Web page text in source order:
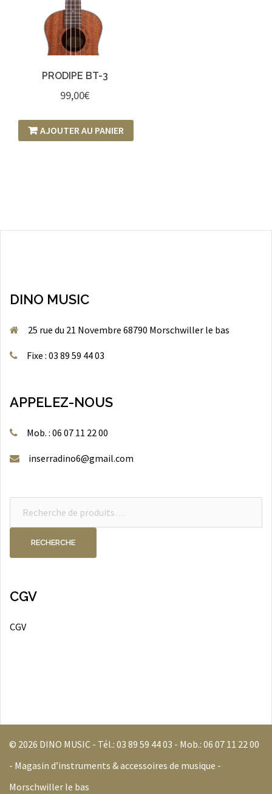
PRODIPE BT-3
99,00€
AJOUTER AU PANIER
DINO MUSIC
25 rue du 21 Novembre 68790 Morschwiller le bas
Fixe : 03 89 59 44 03
APPELEZ-NOUS
Mob. : 06 07 11 22 00
inserradino6@gmail.com
RECHERCHE
CGV
CGV
© 2026 DINO MUSIC - Tél.: 03 89 59 44 03 - Mob.: 06 07 11 22 00
- Magasin d’instruments & accessoires de musique -
Morschwiller le bas